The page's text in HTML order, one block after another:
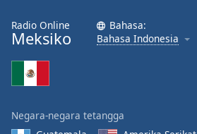
Font
Family
Close
Radio Online
Meksiko
Bahasa:
Bahasa Indonesia
Negara-negara tetangga